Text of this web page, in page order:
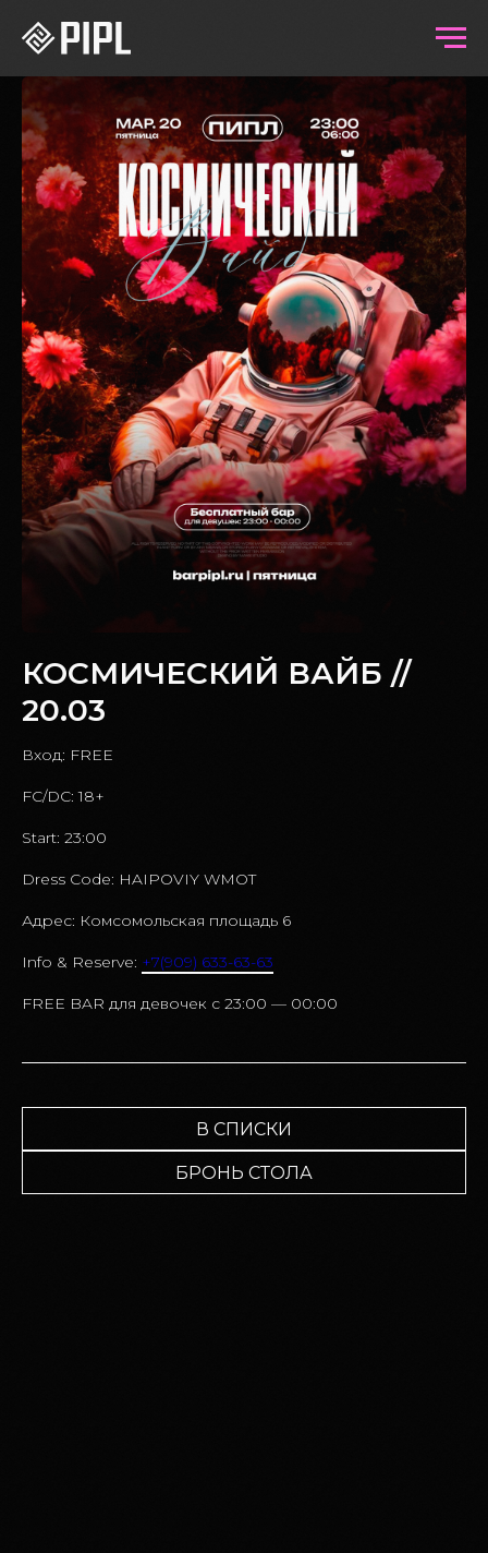
КОСМИЧЕСКИЙ ВАЙБ //
20.03
Вход: FREE
FC/DC: 18+
Start: 23:00
Dress Code: HAIPOVIY WMOT
Адрес: Комсомольская площадь 6
Info & Reserve: +7(909) 633-63-63
FREE BAR для девочек c 23:00 — 00:00
В СПИСКИ
БРОНЬ СТОЛА